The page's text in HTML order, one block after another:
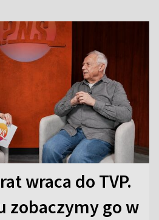
wraca do TVP.
zobaczymy go w